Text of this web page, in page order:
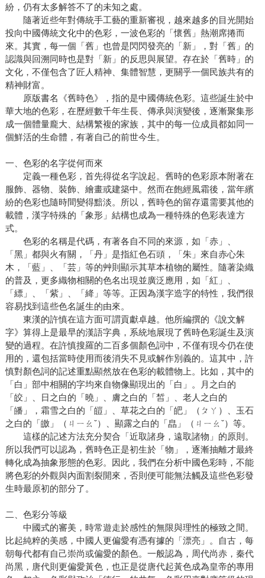
紛，仍有太多解答不了的未知之處。
隨著近些年對傳統手工藝的重新審視，越來越多的目光開始
投向中國傳統文化中的色彩，一波色彩的「懷舊」熱潮席捲而
來。其實，每一個「舊」也曾是閃閃發亮的「新」，對「舊」的
認識與回溯同時也是對「新」的反思與展望。存在於「舊時」的
文化，不僅包含了匠人精神、集體智慧，更關乎一個民族共有的
精神財富。
原版書名《舊時色》，指的是中國傳統色彩。這些誕生於中
華大地的色彩，在歷經數千年生長、傳承與演變後，逐漸聚集形
成一個體量龐大、結構繁複的家族，其中的每一位成員都如同一
個鮮活的生命體，有著自己的前世今生。
一、色彩的名字從何而來
定義一種色彩，首先得從名字說起。舊時的色彩原本附著在
服飾、器物、裝飾、繪畫或建築中。然而在飽經風霜後，當年繽
紛的色彩也隨時間變得黯淡。所以，舊時色的留存還需要其他的
載體，漢字特殊的「象形」結構也成為一種特殊的色彩表達方
式。
色彩的名稱是代碼，有著各自不同的來源，如「赤」、
「黑」都與火有關，「丹」是指紅色石頭，「朱」來自赤心朱
木，「藍」、「芸」等的艸則顯示其草本植物的屬性。隨著染織
的普及，更多織物相關的色名出現並廣泛應用，如「紅」、
「縹」、「紫」、「絳」等等。正因為漢字造字的特性，我們很
容易找到這些色名誕生的由來。
東漢的許慎在這方面可謂貢獻卓越。他所編撰的《說文解
字》算得上是最早的漢語字典，系統地展現了舊時色彩誕生及演
變的過程。在許慎搜羅的二百多個顏色詞中，不僅有現今仍在使
用的，還包括當時使用而後消失不見或解作別義的。這其中，許
慎對顏色詞的記述重點顯然放在色彩的載體物上。比如，其中的
「白」部中相關的字均來自物像顯現出的「白」。月之白的
「皎」、日之白的「曉」、膚之白的「皙」、老人之白的
「皤」，霜雪之白的「皚」、草花之白的「皅」（ㄆㄚ）、玉石
之白的「皦」（ㄐㄧㄠˇ）、顯露之白的「皛」（ㄐㄧㄠˇ）等。
這樣的記述方法充分契合「近取諸身，遠取諸物」的原則。
所以我們可以認為，舊時色正是初生於「物」，逐漸抽離才最終
轉化成為抽象形態的色彩。因此，我們在分析中國色彩時，不能
將色彩的外觀與內面割裂開來，否則便可能無法觸及這些色彩發
生時最原初的部分了。
二、色彩分等級
中國式的審美，時常遊走於感性的無限與理性的極致之間。
比起純粹的美感，中國人更偏愛有憑有據的「漂亮」。自古，每
朝每代都有自己崇尚或偏愛的顏色。一般認為，周代尚赤，秦代
尚黑，唐代則更偏愛黃色，也正是從唐代起黃色成為皇帝的專用